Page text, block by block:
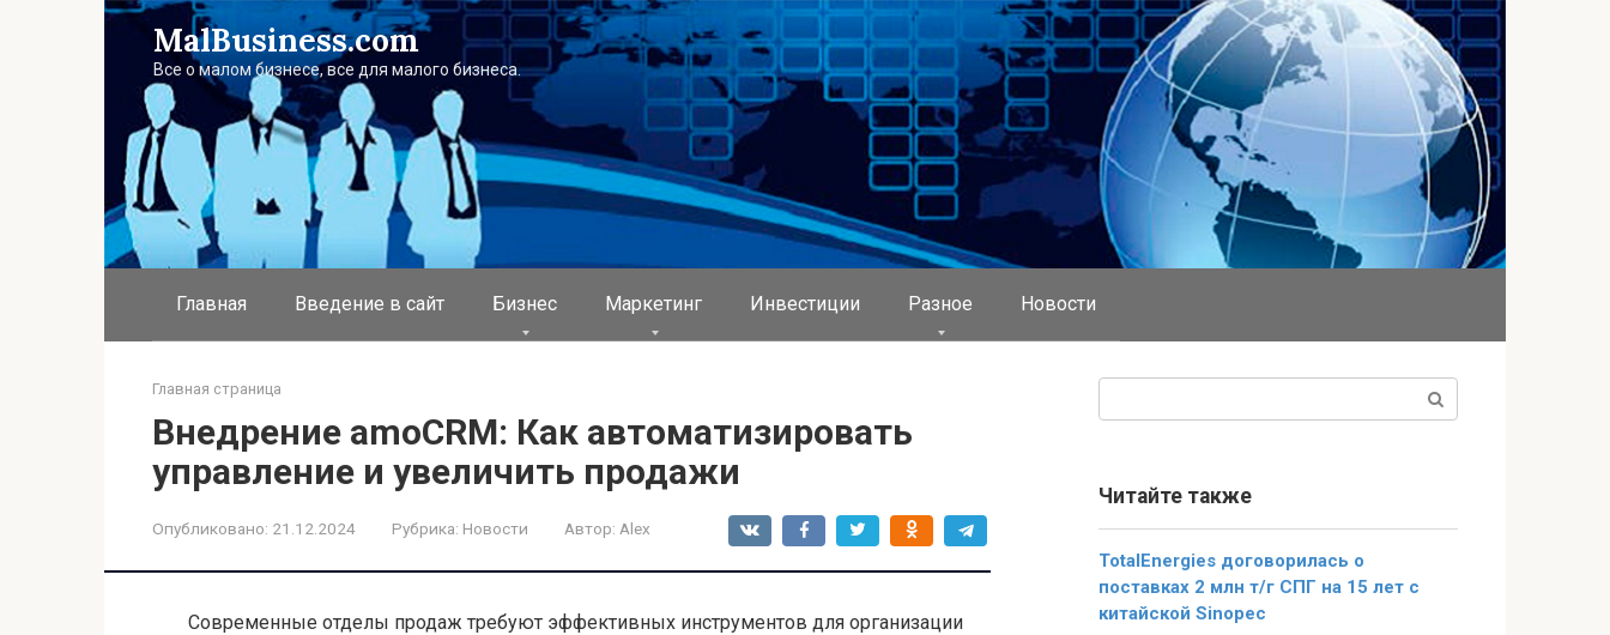
MalBusiness.com
Все о малом бизнесе, все для малого бизнеса.
Главная Введение в сайт Бизнес Маркетинг Инвестиции Разное Новости
Главная страница
Внедрение amoCRM: Как автоматизировать
управление и увеличить продажи
Опубликовано: 21.12.2024 Рубрика: Новости Автор: Alex
Современные отделы продаж требуют эффективных инструментов для организации
Читайте также
TotalEnergies договорилась о
поставках 2 млн т/г СПГ на 15 лет с
китайской Sinopec